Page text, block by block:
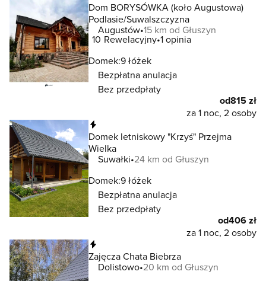
Dom BORYSÓWKA (koło Augustowa)
Podlasie/Suwalszczyzna
Augustów 15 km od Głuszyn
10 Rewelacyjny 1 opinia
Domek:9 łóżek
Bezpłatna anulacja
Bez przedpłaty
od815 zł
za 1 noc, 2 osoby
Domek letniskowy "Krzyś" Przejma
Wielka
Suwałki 24 km od Głuszyn
Domek:9 łóżek
Bezpłatna anulacja
Bez przedpłaty
od406 zł
za 1 noc, 2 osoby
Zajęcza Chata Biebrza
Dolistowo 20 km od Głuszyn